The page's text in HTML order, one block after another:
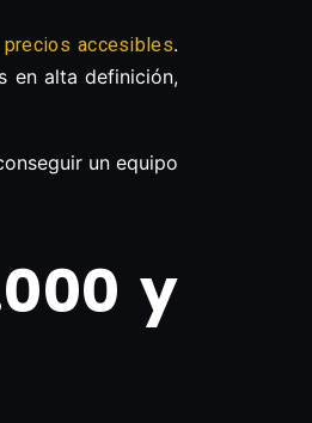
accesibles.
en alta definición,
un equipo
y